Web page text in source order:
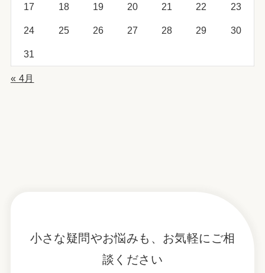
17 18 19 20 21 22 23
24 25 26 27 28 29 30
31
« 4月
小さな疑問やお悩みも、お気軽にご相
談ください